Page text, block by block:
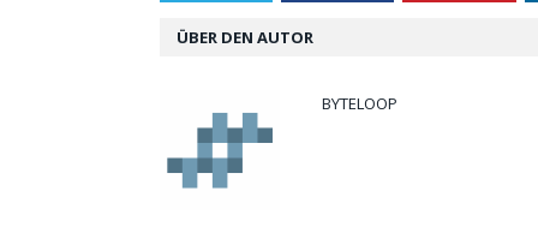
ÜBER DEN AUTOR
BYTELOOP